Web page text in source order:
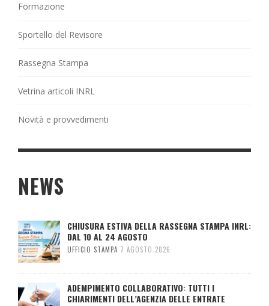
Formazione
Sportello del Revisore
Rassegna Stampa
Vetrina articoli INRL
Novità e provvedimenti
NEWS
CHIUSURA ESTIVA DELLA RASSEGNA STAMPA INRL:
DAL 10 AL 24 AGOSTO
UFFICIO STAMPA 7 AGOSTO 2026
ADEMPIMENTO COLLABORATIVO: TUTTI I
CHIARIMENTI DELL’AGENZIA DELLE ENTRATE